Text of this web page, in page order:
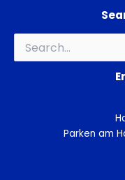
Suchen
nach:
Parken am